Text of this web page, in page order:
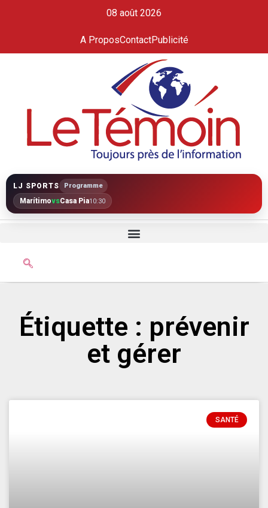
08 août 2026
A ProposContactPublicité
LJ SPORTS Programme
MarítimovsCasa Pia10:30
Étiquette : prévenir
et gérer
SANTÉ